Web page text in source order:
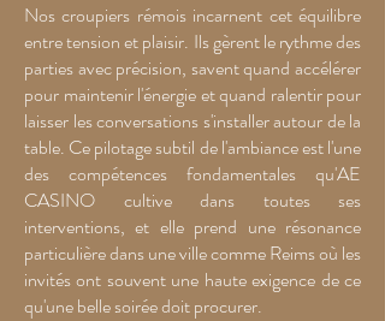
Nos croupiers rémois incarnent cet équilibre
entre tension et plaisir. Ils gèrent le rythme des
parties avec précision, savent quand accélérer
pour maintenir l'énergie et quand ralentir pour
laisser les conversations s'installer autour de la
table. Ce pilotage subtil de l'ambiance est l'une
des compétences fondamentales qu'AE
CASINO cultive dans toutes ses
interventions, et elle prend une résonance
particulière dans une ville comme Reims où les
invités ont souvent une haute exigence de ce
qu'une belle soirée doit procurer.